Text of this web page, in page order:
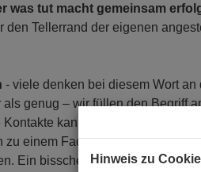
was tut macht gemeinsam
den Tellerrand der eigenen
- viele denken bei diesem Wort
als genug – wir füllen den Begriff
Kontakte kann man vor oder
zu einem Fachthema, das im
Ein bisschen Eigeninitiative ist
Hinweis zu